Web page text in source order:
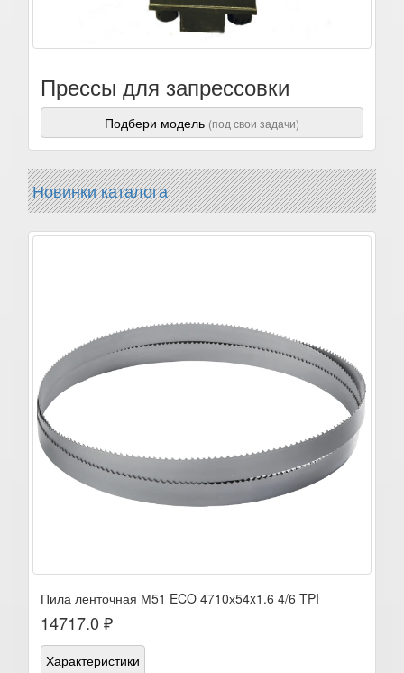
Прессы для запрессовки
Подбери модель (под свои задачи)
Новинки каталога
Пила ленточная М51 ECO 4710х54x1.6 4/6 TPI
14717.0 ₽
Характеристики